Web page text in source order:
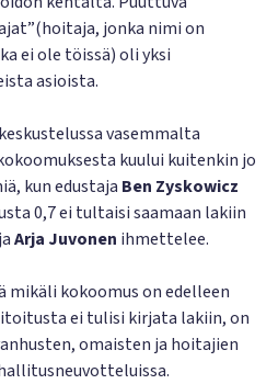
jonka nimi on
ei ole töissä) oli yksi
asioista.
vasemmalta
kuului kuitenkin jo
kun edustaja Ben Zyskowicz
0,7 ei tultaisi saamaan lakiin
Arja Juvonen ihmettelee.
mikäli kokoomus on edelleen
ei tulisi kirjata lakiin, on
omaisten ja hoitajien